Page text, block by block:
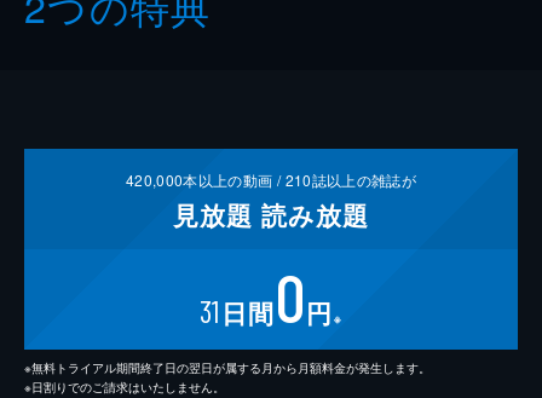
420,000本以上の動画 /210誌以上の雑誌が
見放題 読み放題
31 日間0円 ※
※無料トライアル期間終了日の翌日が属する月から月額料金が発生します。
※日割りでのご請求はいたしません。